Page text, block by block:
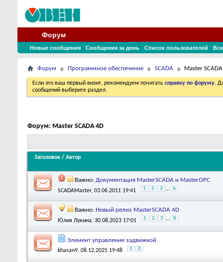
Форум
Новые сообщения Сообщения за день Список пользователей
Форум Программное обеспечение SCADA Master
Если это ваш первый визит, рекомендуем почитать справку по форуму.
сообщений выберите раздел.
Форум: Master SCADA 4D
Заголовок / Автор
Важно: Документация MasterSCADA и MasterOPC
SCADAMaster, 03.06.2011 19:41 1 2 3 ... 6
Важно: Новый релиз MasterSCADA 4D
Юлия Лукина, 30.08.2023 17:01 1 2 3 ... 8
Элемент управление задвижкой
khasan9, 08.12.2025 19:48 1 2